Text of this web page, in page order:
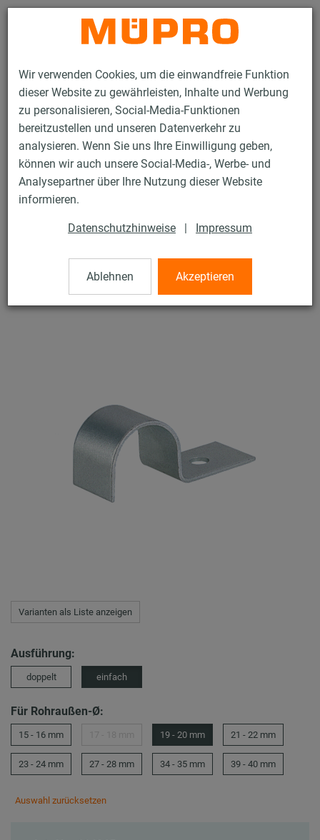
Wir verwenden Cookies, um die einwandfreie Funktion
dieser Website zu gewährleisten, Inhalte und Werbung
zu personalisieren, Social-Media-Funktionen
bereitzustellen und unseren Datenverkehr zu
analysieren. Wenn Sie uns Ihre Einwilligung geben,
können wir auch unsere Social-Media-, Werbe- und
Analysepartner über Ihre Nutzung dieser Website
informieren.
Datenschutzhinweise | Impressum
Ablehnen Akzeptieren
Kontakt
Produkte Befestigungstechnik Rohrschellen Rohrklammern
41 / 43
Rohrklammern
Rohrklammer einfach, 19-20 mm, verzinkt
Varianten als Liste anzeigen
Ausführung:
doppelt einfach
Für Rohraußen-Ø:
15 - 16 mm 19 - 20 mm 21 - 22 mm
23 - 24 mm 27 - 28 mm 34 - 35 mm 39 - 40 mm
Auswahl zurücksetzen